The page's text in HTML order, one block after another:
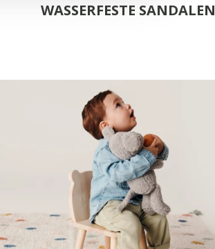
WASSERFESTE SANDALEN